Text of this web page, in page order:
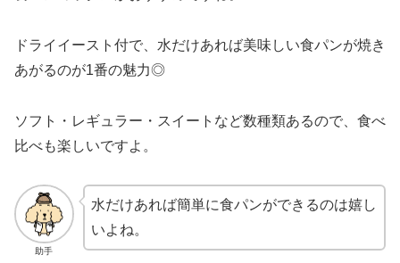
ドライイースト付で、水だけあれば美味しい食パンが焼き
あがるのが1番の魅力◎
ソフト・レギュラー・スイートなど数種類あるので、食べ
比べも楽しいですよ。
助手
水だけあれば簡単に食パンができるのは嬉し
いよね。